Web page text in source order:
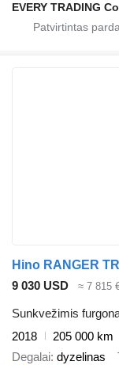
EVERY TRADING
Hino RANGER
9 030 USD
≈ 7 815
Sunkvežimis
2018
205 000 km
Degalai dyzelinas